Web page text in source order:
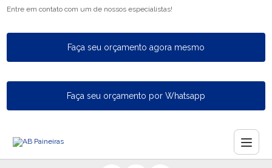
Entre em contato com um de nossos especialistas!
Faça seu orçamento agora mesmo
Faça seu orçamento por Whatsapp